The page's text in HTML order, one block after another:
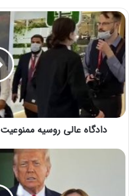
دادگاه عالی روسیه